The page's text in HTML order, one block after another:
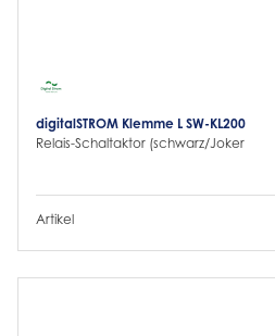
digitalSTROM Klemme L SW-KL200
Relais-Schaltaktor (schwarz/Joker
Artikel